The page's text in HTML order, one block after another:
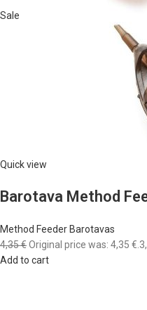
Sale
Quick view
Barotava Method
Method Feeder Barotavas
4,35 €Original price was: 4,35 €.
Add to cart